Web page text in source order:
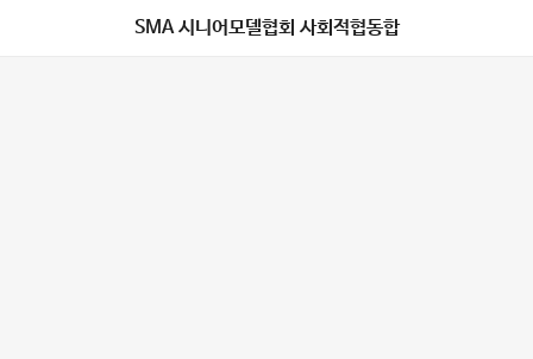
SMA 시니어모델협회 사회적협동합